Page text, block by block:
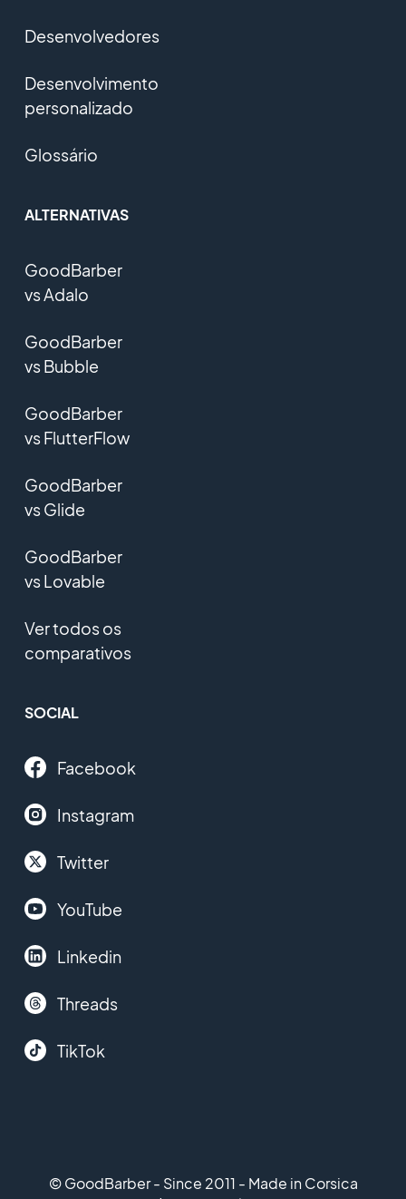
Desenvolvedores
Desenvolvimento
personalizado
Glossário
ALTERNATIVAS
GoodBarber
vs Adalo
GoodBarber
vs Bubble
GoodBarber
vs FlutterFlow
GoodBarber
vs Glide
GoodBarber
vs Lovable
Ver todos os
comparativos
SOCIAL
Facebook
Instagram
Twitter
YouTube
Linkedin
Threads
TikTok
© GoodBarber - Since 2011 - Made in Corsica